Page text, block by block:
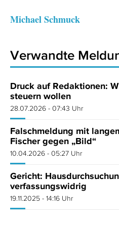
Michael Schmuck
Verwandte
Druck auf Redaktionen:
steuern wollen
28.07.2026 - 07:43 Uhr
Falschmeldung mit
Fischer gegen „Bild“
10.04.2026 - 05:27 Uhr
Gericht:
verfassungswidrig
19.11.2025 - 14:16 Uhr